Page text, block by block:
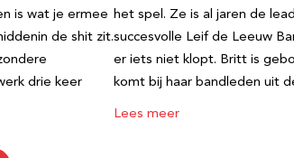
is wat je ermee
de shit zit.
drie keer
het spel. Ze is al jaren de
succesvolle Leif de Leeuw
er iets niet klopt. Britt is
komt bij haar bandleden uit
Lees meer